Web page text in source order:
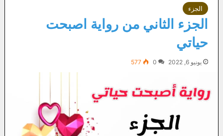
الجزء
الجزء الثاني من رواية اصبحت
حياتي
يونيو 6, 2022 0
577